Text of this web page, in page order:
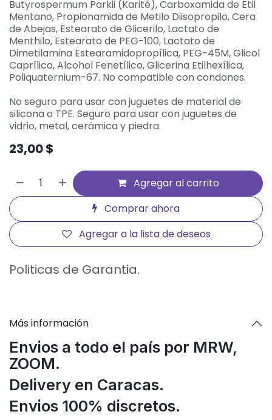
Butyrospermum Parkii (Karité), Carboxamida de Etil
Mentano, Propionamida de Metilo Diisopropilo, Cera
de Abejas, Estearato de Glicerilo, Lactato de
Menthilo, Estearato de PEG-100, Lactato de
Dimetilamina Estearamidopropílica, PEG-45M, Glicol
Caprílico, Alcohol Fenetílico, Glicerina Etilhexílica,
Poliquaternium-67. No compatible con condones.
No seguro para usar con juguetes de material de
silicona o TPE. Seguro para usar con juguetes de
vidrio, metal, cerámica y piedra.
23,00$
Agregar al carrito
Comprar ahora
Agregar a la lista de deseos
Politicas de Garantia.
Más información
Envios a todo el país por MRW,
ZOOM.
Delivery en Caracas.
Envios 100% discretos.